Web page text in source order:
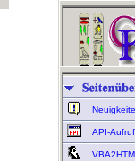
API-